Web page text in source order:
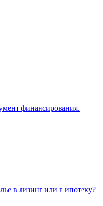
финансирования.
в лизинг или в ипотеку?